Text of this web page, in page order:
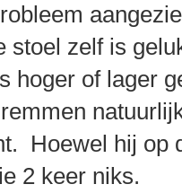
stoel zelf is
hoger of lager
Hoewel hij op
2 keer niks.